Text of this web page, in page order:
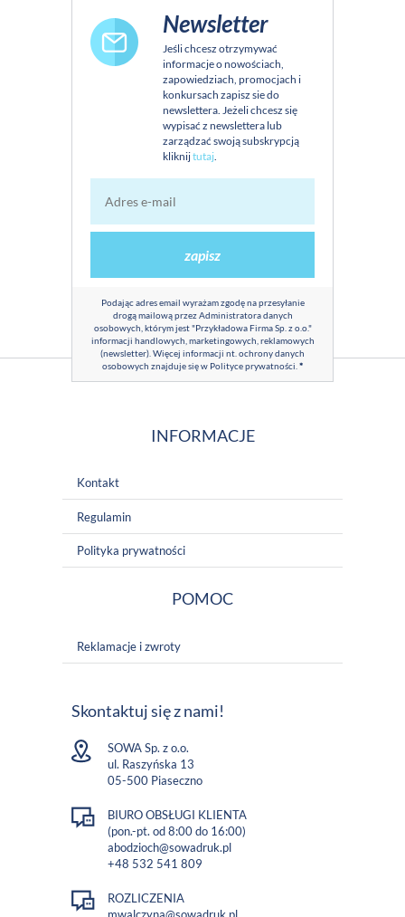
Newsletter
Jeśli chcesz otrzymywać
informacje o nowościach,
zapowiedziach, promocjach i
konkursach zapisz sie do
newslettera. Jeżeli chcesz się
wypisać z newslettera lub
zarządzać swoją subskrypcją
kliknijtutaj.
zapisz
Podając adres email wyrażam zgodę na przesyłanie
drogą mailową przez Administratora danych
osobowych, którym jest "Przykładowa Firma Sp. z o.o."
informacji handlowych, marketingowych, reklamowych
(newsletter). Więcej informacji nt. ochrony danych
osobowych znajduje się w Polityce prywatności *
INFORMACJE
Kontakt
Regulamin
Polityka prywatności
POMOC
Reklamacje i zwroty
Skontaktuj się z nami!
SOWA Sp. z o.o.
ul. Raszyńska 13
05-500 Piaseczno
BIURO OBSŁUGI KLIENTA
(pon.-pt. od 8:00 do 16:00)
abodzioch@sowadruk.pl
+48 532 541 809
ROZLICZENIA